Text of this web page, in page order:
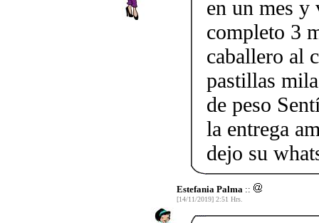
en un mes y
completo 3
caballero al
pastillas
de peso
la entrega
dejo su
Estefania Palma ::
[14/11/2019] 2:51 Hrs.